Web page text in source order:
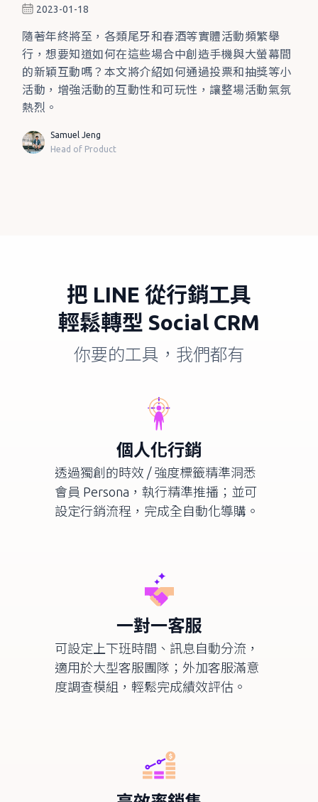
2023-01-18
隨著年終將至，各類尾牙和春酒等實體活動頻繁舉
行，想要知道如何在這些場合中創造手機與大螢幕間
的新穎互動嗎？本文將介紹如何通過投票和抽獎等小
活動，增強活動的互動性和可玩性，讓整場活動氣氛
熱烈。
Samuel Jeng
Head of Product
把 LINE 從行銷工具
輕鬆轉型 Social CRM
你要的工具，我們都有
個人化行銷
透過獨創的時效 / 強度標籤精準洞悉
會員 Persona ，執行精準推播；並可
設定行銷流程，完成全自動化導購。
一對一客服
可設定上下班時間、訊息自動分流，
適用於大型客服團隊；外加客服滿意
度調查模組，輕鬆完成績效評估。